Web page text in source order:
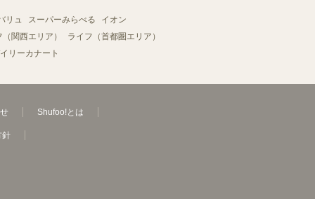
リュ スーパーみらべる
イオン
関西エリア）
ライフ（首都圏エリア）
リーカナート
Shufoo!とは
針